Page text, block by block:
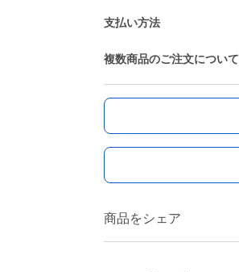
支払い方法
複数商品のご注文について
商品をシェア